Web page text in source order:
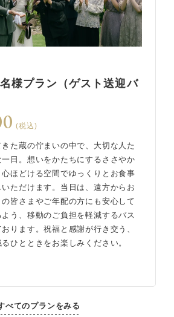
様プラン（ゲスト送迎バ
(税込)
た蔵の佇まいの中で、大切な人た
日。想いをかたちにするささやか
ほどける空間でゆっくりとお食事
ただけます。当日は、遠方からお
皆さまやご年配の方にも安心して
う、移動のご負担を軽減するバス
ります。祝福と感謝が行き交う、
ひとときをお楽しみください。
べてのプランをみる